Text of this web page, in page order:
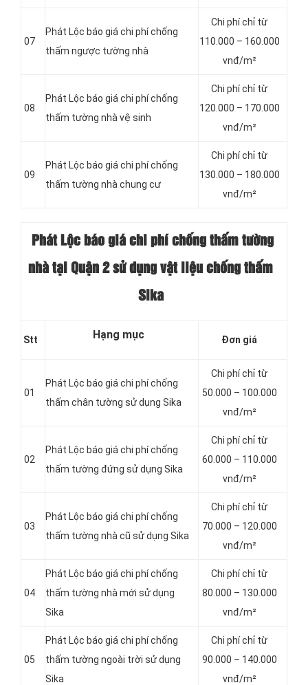
07
Phát Lộc báo giá chi phí chống
thấm ngược tường nhà
Chi phí chỉ từ
110.000 – 160.000
vnđ/m²
08
Phát Lộc báo giá chi phí chống
thấm tường nhà vệ sinh
Chi phí chỉ từ
120.000 – 170.000
vnđ/m²
09
Phát Lộc báo giá chi phí chống
thấm tường nhà chung cư
Chi phí chỉ từ
130.000 – 180.000
vnđ/m²
Phát Lộc báo giá chi phí chống thấm tường
nhà tại Quận 2 sử dụng vật liệu chống thấm
Sika
Stt Hạng mục Đơn giá
01
Phát Lộc báo giá chi phí chống
thấm chân tường sử dụng Sika
Chi phí chỉ từ
50.000 – 100.000
vnđ/m²
02
Phát Lộc báo giá chi phí chống
thấm tường đứng sử dụng Sika
Chi phí chỉ từ
60.000 – 110.000
vnđ/m²
03
Phát Lộc báo giá chi phí chống
thấm tường nhà cũ sử dụng Sika
Chi phí chỉ từ
70.000 – 120.000
vnđ/m²
04
Phát Lộc báo giá chi phí chống
thấm tường nhà mới sử dụng
Sika
Chi phí chỉ từ
80.000 – 130.000
vnđ/m²
05
Phát Lộc báo giá chi phí chống
thấm tường ngoài trời sử dụng
Sika
Chi phí chỉ từ
90.000 – 140.000
vnđ/m²